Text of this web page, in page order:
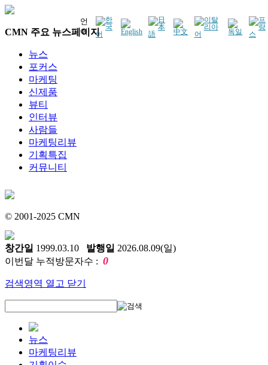
언
어
CMN 주요 뉴스페이지
뉴스
포커스
마케팅
신제품
뷰티
인터뷰
사람들
마케팅리뷰
기획특집
커뮤니티
© 2001-2025 CMN
창간일 1999.03.10 발행일 2026.08.09(일)
이번달 누적방문자수 : 0
검색영역 열고 닫기
뉴스
마케팅리뷰